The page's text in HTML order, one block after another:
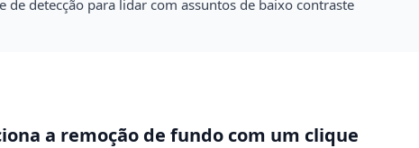
de detecção para lidar com assuntos de baixo contraste
a remoção de fundo com um clique